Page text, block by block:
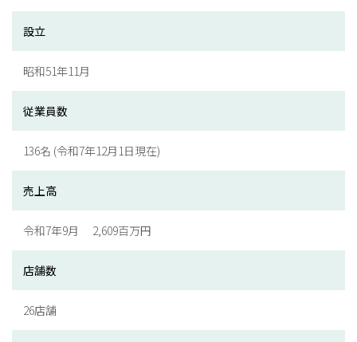
設立
昭和51年11月
従業員数
136名 (令和7年12月1日現在)
売上高
令和7年9月 2,609百万円
店舗数
26店舗